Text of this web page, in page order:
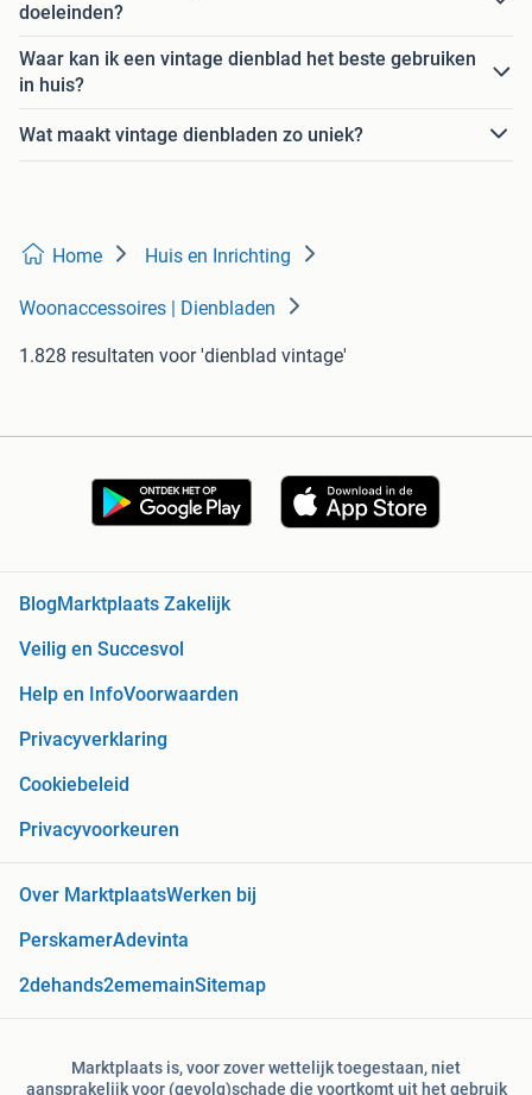
doeleinden?
Waar kan ik een vintage dienblad het beste gebruiken
in huis?
Wat maakt vintage dienbladen zo uniek?
Home Huis en Inrichting
Woonaccessoires | Dienbladen
1.828 resultaten voor 'dienblad vintage'
BlogMarktplaats Zakelijk
Veilig en Succesvol
Help en InfoVoorwaarden
Privacyverklaring
Cookiebeleid
Privacyvoorkeuren
Over MarktplaatsWerken bij
PerskamerAdevinta
2dehands2ememainSitemap
Marktplaats is, voor zover wettelijk toegestaan, niet
aansprakelijk voor (gevolg)schade die voortkomt uit het gebruik